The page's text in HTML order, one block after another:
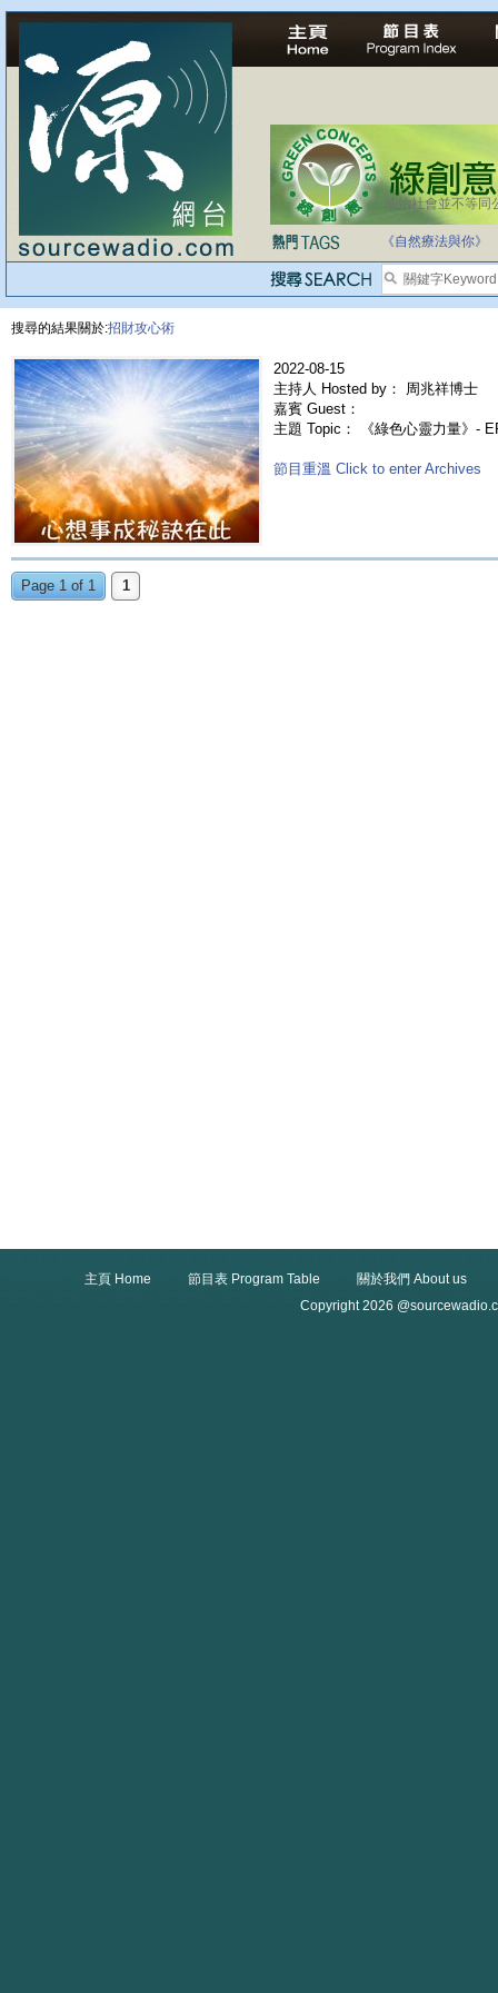
法治社會並不等同
《自然療法與你》
搜尋的結果關於:招財攻心術
2022-08-15
主持人 Hosted by： 周兆祥博士
嘉賓 Guest：
主題 Topic： 《綠色心靈力量》-
節目重溫 Click to enter Archives
Page 1 of 1 1
主頁 Home 節目表 Program Table
關於我們 About us
Copyright 2026